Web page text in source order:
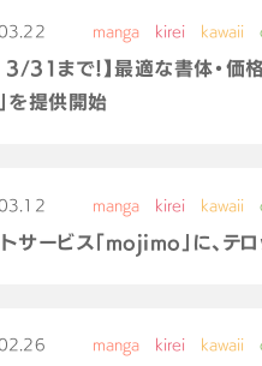
manga kirei kawaii
3/31まで！】最適な書体・
を提供開始
manga kirei kawaii
トサービス「mojimo」に、
manga kirei kawaii